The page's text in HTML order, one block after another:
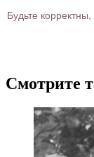
Будьте
Смотрите